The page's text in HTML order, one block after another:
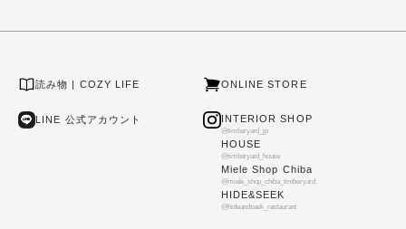
読み物 | COZY LIFE ONLINE STORE
LINE 公式アカウント INTERIOR SHOP
@timberyard_jp
HOUSE
@timberyard_house
Miele Shop Chiba
@miele_shop_chiba_timberyard
HIDE&SEEK
@hideandseek_restaurant